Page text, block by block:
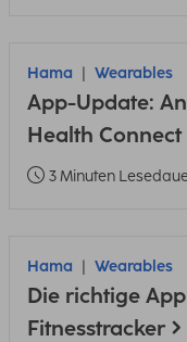
Hama Wearables
App-Update:
Health Connect
3 Minuten
Hama Wearables
Die richtige
Fitnesstracker